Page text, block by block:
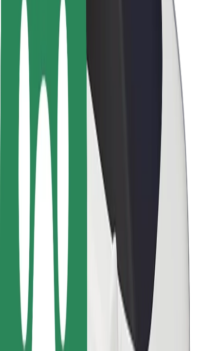
Autovadītāju drošība
Skrejriteņu drošība
Drošības laboratorija
Pilsētas
Risinājumi pilsētām
Lidostas
Bolt uzlādes statīvi
Palīdzība
Pasažieriem
Autovadītājiem
Kurjeriem
Bolt Food
Autoparku īpašniekiem
Restorāniem
Bolt for Business
Cits
Piegādātāji
Noteikumi un nosacījumi
Sīkdatnes